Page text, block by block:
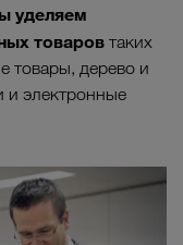
уделяем
товаров таких
товары, дерево и
и электронные